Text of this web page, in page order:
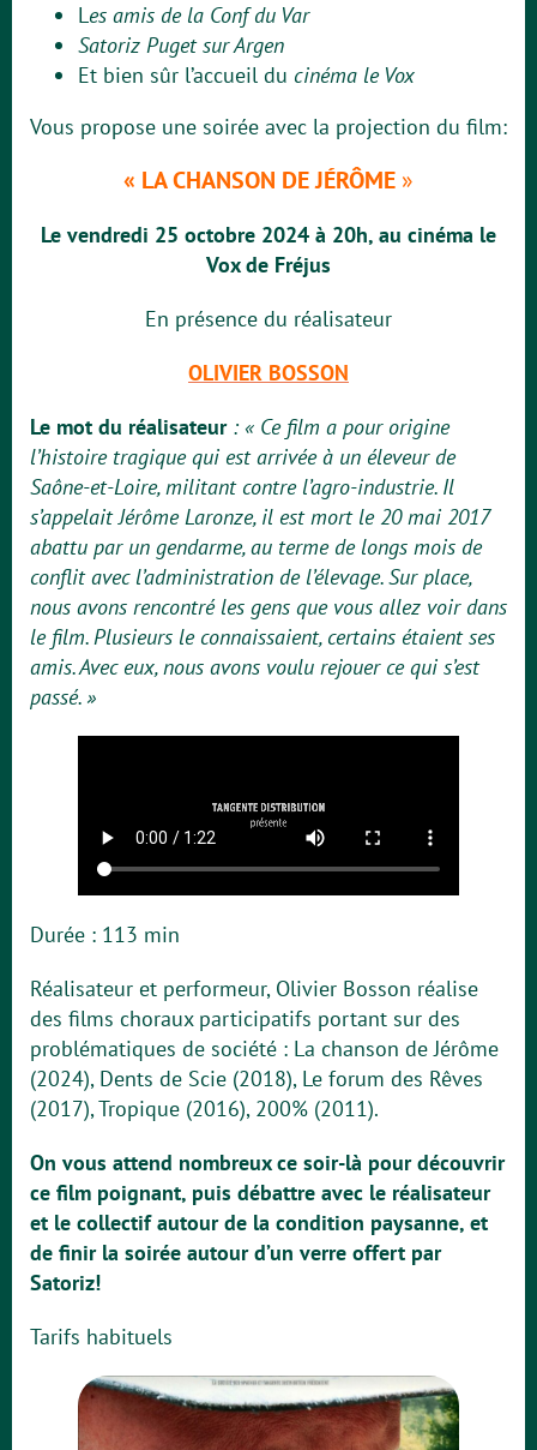
Les amis de la Conf du Var
Satoriz Puget sur Argen
Et bien sûr l’accueil du cinéma le Vox
Vous propose une soirée avec la projection du film:
« LA CHANSON DE JÉRÔME »
Le vendredi 25 octobre 2024 à 20h, au cinéma le
Vox de Fréjus
En présence du réalisateur
OLIVIER BOSSON
Le mot du réalisateur : « Ce film a pour origine
l’histoire tragique qui est arrivée à un éleveur de
Saône-et-Loire, militant contre l’agro-industrie. Il
s’appelait Jérôme Laronze, il est mort le 20 mai 2017
abattu par un gendarme, au terme de longs mois de
conflit avec l’administration de l’élevage. Sur place,
nous avons rencontré les gens que vous allez voir dans
le film. Plusieurs le connaissaient, certains étaient ses
amis. Avec eux, nous avons voulu rejouer ce qui s’est
passé. »
Durée : 113 min
Réalisateur et performeur, Olivier Bosson réalise
des films choraux participatifs portant sur des
problématiques de société : La chanson de Jérôme
(2024), Dents de Scie (2018), Le forum des Rêves
(2017), Tropique (2016), 200% (2011).
On vous attend nombreux ce soir-là pour découvrir
ce film poignant, puis débattre avec le réalisateur
et le collectif autour de la condition paysanne, et
de finir la soirée autour d’un verre offert par
Satoriz!
Tarifs habituels